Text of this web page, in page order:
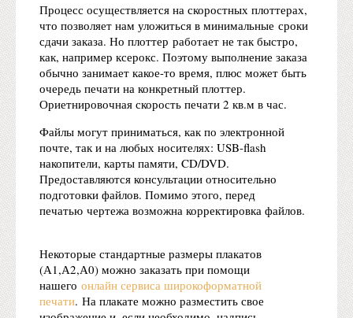
Процесс осуществляется на скоростных плоттерах,
что позволяет нам уложиться в минимальные сроки
сдачи заказа. Но плоттер работает не так быстро,
как, например ксерокс. Поэтому выполнение заказа
обычно занимает какое-то время, плюс может быть
очередь печати на конкретный плоттер.
Ориетнировочная скорость печати 2 кв.м в час.
Файлы могут приниматься, как по электронной
почте, так и на любых носителях: USB-flash
накопители, карты памяти, CD/DVD.
Предоставляются консультации относительно
подготовки файлов. Помимо этого, перед
печатью чертежа возможна корректировка файлов.
Некоторые стандартные размеры плакатов
(А1,А2,А0) можно заказать при помощи
нашего онлайн сервиса широкоформатной
печати. На плакате можно разместить свое